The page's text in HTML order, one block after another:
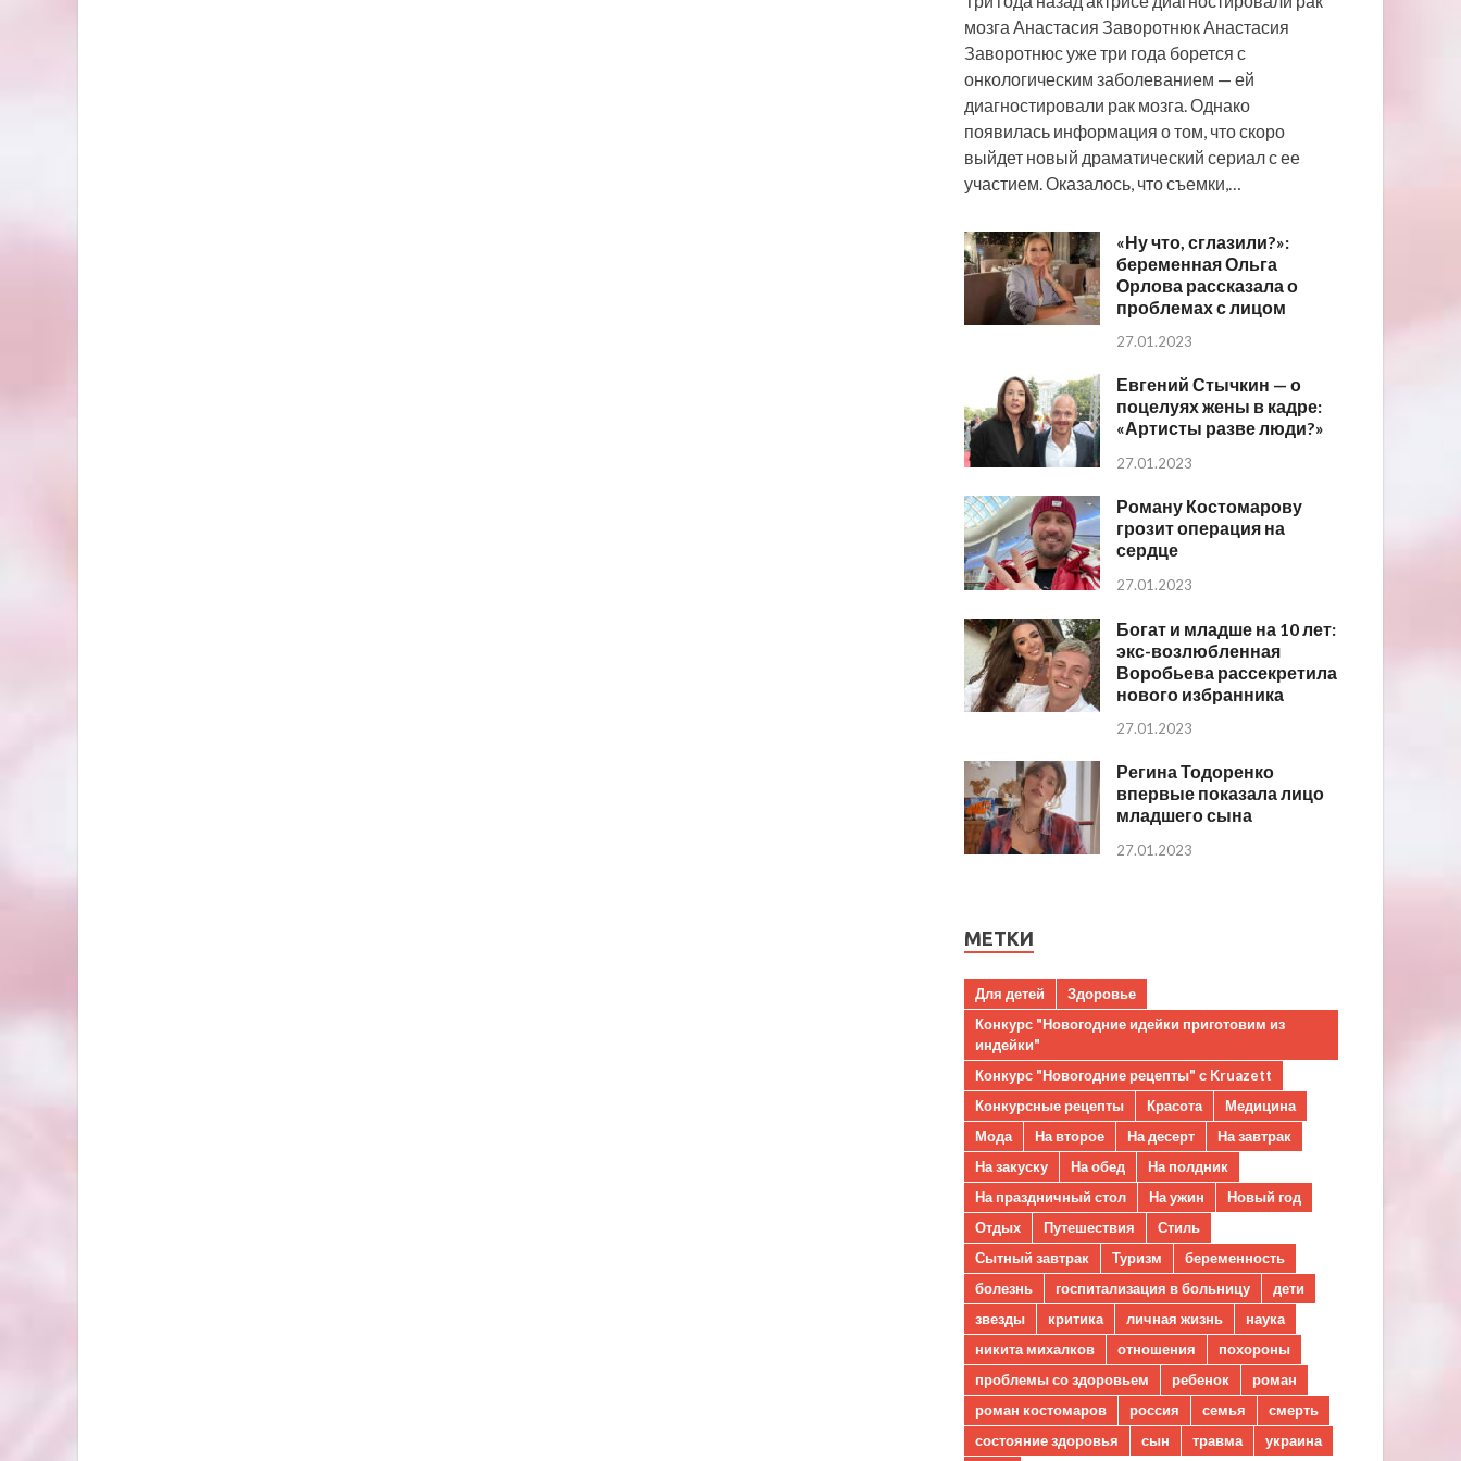
мозга Анастасия Заворотнюк Анастасия
Заворотнюс уже три года борется с
онкологическим заболеванием — ей
диагностировали рак мозга. Однако
появилась информация о том, что скоро
выйдет новый драматический сериал с ее
участием. Оказалось, что съемки,…
«Ну что, сглазили?»:
беременная Ольга
Орлова рассказала о
проблемах с лицом
27.01.2023
Евгений Стычкин — о
поцелуях жены в кадре:
«Артисты разве люди?»
27.01.2023
Роману Костомарову
грозит операция на
сердце
27.01.2023
Богат и младше на 10 лет:
экс-возлюбленная
Воробьева рассекретила
нового избранника
27.01.2023
Регина Тодоренко
впервые показала лицо
младшего сына
27.01.2023
МЕТКИ
Для детей
Здоровье
Конкурс "Новогодние идейки приготовим из
индейки"
Конкурс "Новогодние рецепты" с Kruazett
Конкурсные рецепты
Красота
Медицина
Мода
На второе На десерт
На завтрак
На закуску
На обед
На полдник
На праздничный стол
На ужин
Новый год
Отдых
Путешествия
Стиль
Сытный завтрак
Туризм
беременность
болезнь
госпитализация в больницу
дети
звезды
критика личная жизнь
наука
никита михалков
отношения
похороны
проблемы со здоровьем
ребенок
роман
роман костомаров
россия семья
смерть
состояние здоровья
сын травма украина